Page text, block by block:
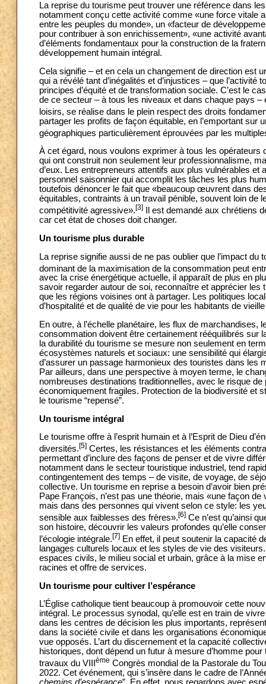
La reprise du tourisme peut trouver une référence dans
notamment conçu cette activité comme «une force vitale
entre les peuples du monde», un «facteur de
pour contribuer à son enrichissement», «une activité
d’éléments fondamentaux pour la construction de la
développement humain intégral.
Cela signifie – et en cela un changement de direction est
qui a révélé tant d’inégalités et d’injustices – que
principes d’équité et de transformation sociale. C’est le
de ce secteur – à tous les niveaux et dans chaque pays
loisirs, se réalise dans le plein respect des droits
partager les profits de façon équitable, en l’emportant sur
géographiques particulièrement éprouvées par les
À cet égard, nous voulons exprimer à tous les
qui ont construit non seulement leur professionnalisme,
d’eux. Les entrepreneurs attentifs aux plus vulnérables
personnel saisonnier qui accomplit les tâches les plus
toutefois dénoncer le fait que «beaucoup œuvrent dans
équitables, contraints à un travail pénible, souvent loin de
compétitivité agressive».[3]
Il est demandé aux chrétiens
car cet état de choses doit changer.
Un tourisme plus durable
La reprise signifie aussi de ne pas oublier que l’impact
dominant de la maximisation de la consommation peut
avec la crise énergétique actuelle, il apparaît de plus en
savoir regarder autour de soi, reconnaître et apprécier
que les régions voisines ont à partager. Les politiques
d’hospitalité et de qualité de vie pour les habitants de
En outre, à l’échelle planétaire, les flux de
consommation doivent être certainement rééquilibrés sur
la durabilité du tourisme se mesure non seulement en
écosystèmes naturels et sociaux: une sensibilité qui
d’assurer un passage harmonieux des touristes dans les
Par ailleurs, dans une perspective à moyen terme, le
nombreuses destinations traditionnelles, avec le risque
économiquement fragiles. Protection de la biodiversité et
le tourisme “repensé”.
Un tourisme intégral
Le tourisme offre à l’esprit humain et à l’Esprit de Dieu
diversités.[5] Certes, les résistances et les éléments
permettant d’inclure des façons de penser et de vivre
notamment dans le secteur touristique industriel, tend
contingentement des temps – de visite, de voyage, de
collective. Un tourisme en reprise a besoin d’avoir bien
Pape François, n’est pas une théorie, mais «une façon
mais dans des personnes qui vivent selon ce style: les
sensible aux faiblesses des frères».[6] Ce n’est qu’ainsi
son histoire, découvrir les valeurs profondes qu’elle
l’écologie intégrale.[7] En effet, il peut soutenir la capacité
langages culturels locaux et les styles de vie des
espaces civils, le milieu social et urbain, grâce à la mise
racines et offre de services.
Un tourisme pour cultiver l’espérance
L’Église catholique tient beaucoup à promouvoir cette
intégral. Le processus synodal, qu’elle est en train de
dans les centres de décision les plus importants,
dans la société civile et dans les organisations
vue opposés. L’art du discernement et la capacité
historiques, dont dépend un futur à mesure d’homme
travaux du VIII ème Congrès mondial de la Pastorale du
2022. Cet événement, qui s’insère dans le cadre de